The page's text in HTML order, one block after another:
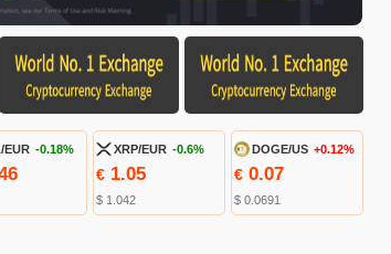
EUR -0.18% XRP/EUR -0.6%
€ 1.05
$ 1.042
DOGE/US +0.12%
€ 0.07
$ 0.0691